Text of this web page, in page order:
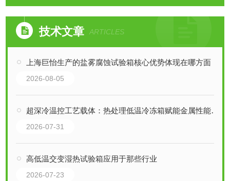
技术文章 ARTICLES
上海巨怡生产的盐雾腐蚀试验箱核心优势体现在哪方面
2026-08-05
超深冷温控工艺载体：热处理低温冷冻箱赋能金属性能升级
2026-07-31
高低温交变湿热试验箱应用于那些行业
2026-07-23